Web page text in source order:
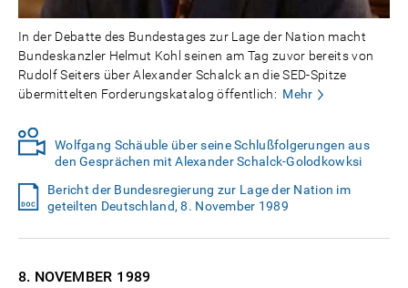
In der Debatte des Bundestages zur Lage der Nation macht
Bundeskanzler Helmut Kohl seinen am Tag zuvor bereits von
Rudolf Seiters über Alexander Schalck an die SED-Spitze
übermittelten Forderungskatalog öffentlich: Mehr
Wolfgang Schäuble über seine Schlußfolgerungen aus
den Gesprächen mit Alexander Schalck-Golodkowksi
Bericht der Bundesregierung zur Lage der Nation im
geteilten Deutschland, 8. November 1989
8. NOVEMBER 1989